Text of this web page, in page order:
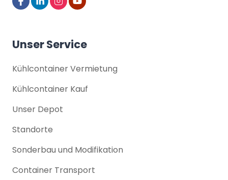
Unser Service
Kühlcontainer Vermietung
Kühlcontainer Kauf
Unser Depot
Standorte
Sonderbau und Modifikation
Container Transport